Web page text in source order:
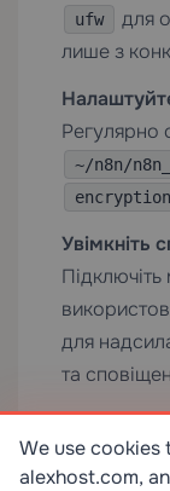
ufw
для
лише з
Регулярно
~/n8n/
Увімкніть
для
та
We use
alexhost.com,